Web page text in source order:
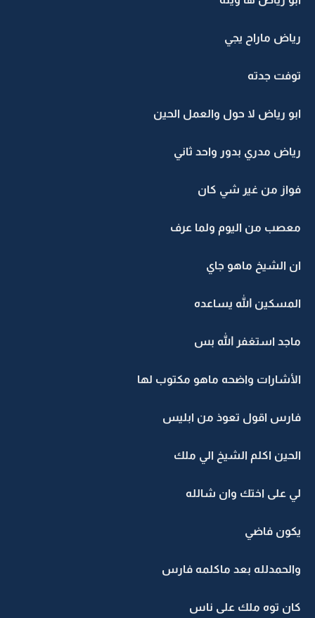
رياض ماراح يجي
توفت جدته
ابو رياض لا حول والعمل الحين
رياض مدري بدور واحد ثاني
فواز من غير شي كان
معصب من اليوم ولما عرف
ان الشيخ ماهو جاي
المسكين الله يساعده
ماجد استغفر الله بس
الأشارات واضحه ماهو مكتوب لها
فارس اقول تعوذ من ابليس
الحين اكلم الشيخ الي ملك
لي على اختك وان شالله
يكون فاضي
والحمدلله بعد ماكلمه فارس
كان توه ملك على ناس